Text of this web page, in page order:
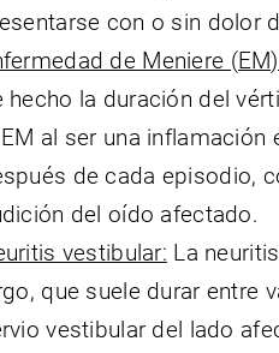
con o sin dolor
de Meniere
hecho la duración del
al ser una
de cada episodio,
del oído afectado.
vestibular: La
que suele durar entre
vestibular del lado